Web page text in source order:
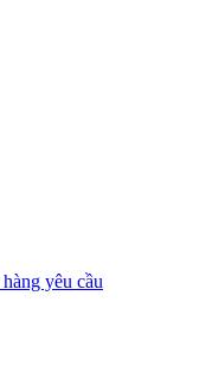
yêu cầu